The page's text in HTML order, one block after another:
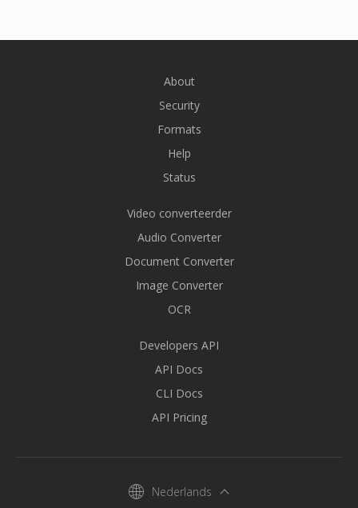
About
Security
Formats
Help
Status
Video converteerder
Audio Converter
Document Converter
Image Converter
OCR
Developers API
API Docs
CLI Docs
API Pricing
Nederlands